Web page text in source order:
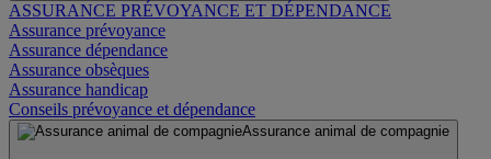
ASSURANCE PRÉVOYANCE ET DÉPENDANCE
Assurance prévoyance
Assurance dépendance
Assurance obsèques
Assurance handicap
Conseils prévoyance et dépendance
Assurance animal de compagnie